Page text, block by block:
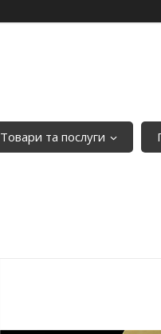
Товари та послуги